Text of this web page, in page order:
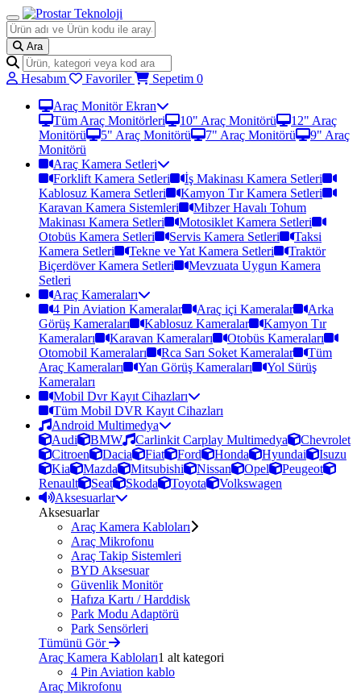
Ara
Hesabım Favoriler Sepetim 0
Araç Monitör Ekran
Tüm Araç Monitörleri
10" Araç Monitörü
12" Araç
Monitörü
5" Araç Monitörü 7" Araç Monitörü
9" Araç
Monitörü
Araç Kamera Setleri
Forklift Kamera Setleri
İş Makinası Kamera Setleri
Kablosuz Kamera Setleri
Kamyon Tır Kamera Setleri
Karavan Kamera Sistemleri
Mibzer Havalı Tohum
Makinası Kamera Setleri
Motosiklet Kamera Setleri
Otobüs Kamera Setleri
Servis Kamera Setleri
Taksi
Kamera Setleri
Tekne ve Yat Kamera Setleri
Traktör
Biçerdöver Kamera Setleri
Mevzuata Uygun Kamera
Setleri
Araç Kameraları
4 Pin Aviation Kameralar
Araç içi Kameralar
Arka
Görüş Kameraları
Kablosuz Kameralar
Kamyon Tır
Kameraları
Karavan Kameraları
Otobüs Kameraları
Otomobil Kameraları
Rca Sarı Soket Kameralar
Tüm
Araç Kameraları
Yan Görüş Kameraları
Yol Sürüş
Kameraları
Mobil Dvr Kayıt Cihazları
Tüm Mobil DVR Kayıt Cihazları
Android Multimedya
Audi
BMW Carlinkit Carplay Multimedya
Chevrolet
Citroen
Dacia Fiat Ford Honda Hyundai
Isuzu
Kia
Mazda Mitsubishi Nissan Opel
Peugeot
Renault
Seat Skoda Toyota
Volkswagen
Aksesuarlar
Aksesuarlar
Araç Kamera Kabloları
Araç Mikrofonu
Araç Takip Sistemleri
BYD Aksesuar
Güvenlik Monitör
Hafıza Kartı / Harddisk
Park Modu Adaptörü
Park Sensörleri
Tümünü Gör
Araç Kamera Kabloları1 alt kategori
4 Pin Aviation kablo
Araç Mikrofonu